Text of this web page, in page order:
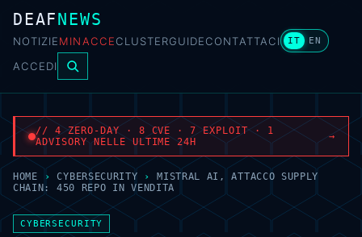
DEAFNEWS
NOTIZIEMINACCECLUSTERGUIDECONTATTACI IT EN
ACCEDI
// 4 ZERO-DAY · 8 CVE · 7 EXPLOIT · 1
ADVISORY NELLE ULTIME 24H
→
HOME › CYBERSECURITY ›
MISTRAL AI, ATTACCO SUPPLY
CHAIN: 450 REPO IN VENDITA
CYBERSECURITY